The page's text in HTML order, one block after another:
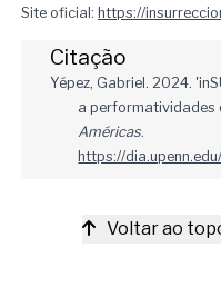
Site oficial:https://
Citação
Yépez, Gabriel. 2024.
a performatividades
Américas.
https://
Voltar ao